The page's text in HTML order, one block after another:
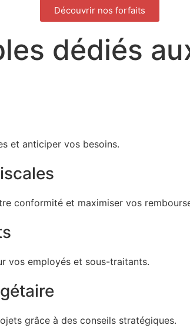
Découvrir nos forfaits
dédiés
et anticiper vos besoins.
conformité et maximiser vos
vos employés et sous-traitants.
grâce à des conseils stratégiques.